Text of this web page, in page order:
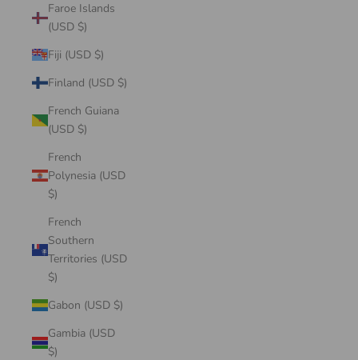
Faroe Islands
(USD $)
Fiji (USD $)
Finland (USD $)
French Guiana
(USD $)
French
Polynesia (USD
$)
French
Southern
Territories (USD
$)
Gabon (USD $)
Gambia (USD
$)